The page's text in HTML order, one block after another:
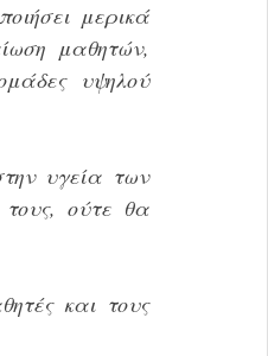
μερικά
μαθητών,
υψηλού
υγεία των
τους, ούτε θα
και τους